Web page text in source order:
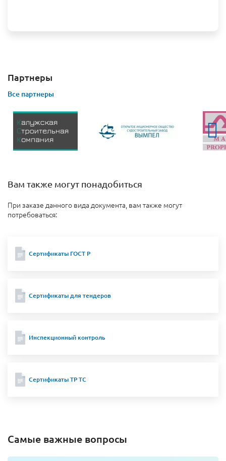
Партнеры
Все партнеры
Вам также могут понадобиться
При заказе данного вида документа, вам также могут
потребоваться:
Сертификаты ГОСТ Р
Сертификаты для тендеров
Инспекционный контроль
Сертификаты ТР ТС
Самые важные вопросы